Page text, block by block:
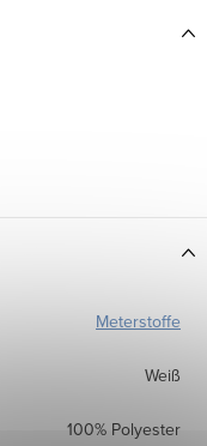
Meterstoffe
Weiß
100% Polyester